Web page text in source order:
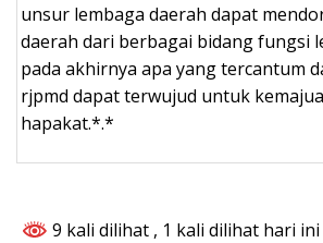
unsur lembaga daerah dapat
daerah dari berbagai bidang fungsi
pada akhirnya apa yang tercantum
rjpmd dapat terwujud untuk
hapakat.*.*
9 kali dilihat , 1 kali dilihat hari ini